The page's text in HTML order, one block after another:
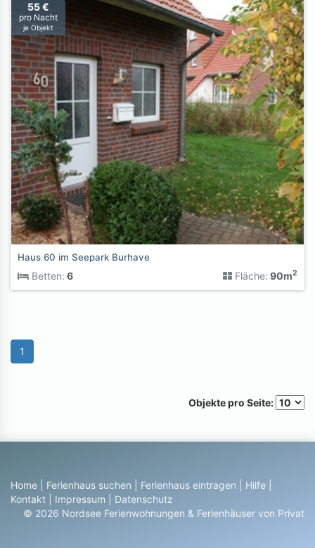
55 €
pro Nacht
je Objekt
Haus 60 im Seepark Burhave
Betten: 6 Fläche: 90m2
1
Objekte pro Seite:
Home Ferienhaus suchen Ferienhaus eintragen Hilfe
Kontakt
Impressum
Datenschutz
© 2026 Nordsee Ferienwohnungen & Ferienhäuser von Privat